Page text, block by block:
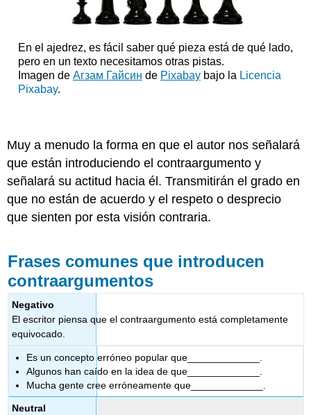
En el ajedrez, es fácil saber qué pieza está de qué lado,
pero en un texto necesitamos otras pistas.
Imagen de Агзам Гайсин de Pixabaybajo la Licencia
Pixabay.
Muy a menudo la forma en que el autor nos señalará
que están introduciendo el contraargumento y
señalará su actitud hacia él. Transmitirán el grado en
que no están de acuerdo y el respeto o desprecio
que sienten por esta visión contraria.
Frases comunes que introducen
contraargumentos
Negativo
El escritor piensa que el contraargumento está completamente
equivocado.
Es un concepto erróneo popular que_____________.
Algunos han caído en la idea de que_____________.
Mucha gente cree erróneamente que_____________.
Neutral